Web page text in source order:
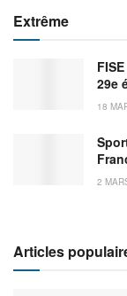
Extrême
29e
18
2
Articles